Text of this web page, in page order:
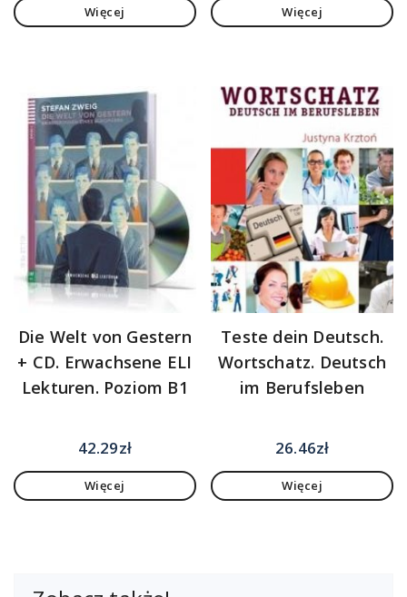
Więcej Więcej
Die Welt von Gestern
+ CD. Erwachsene ELI
Lekturen. Poziom B1
42.29zł
Więcej
Teste dein Deutsch.
Wortschatz. Deutsch
im Berufsleben
26.46zł
Więcej